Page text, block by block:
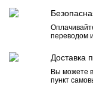
переводом
Доставка
Вы можете
пункт